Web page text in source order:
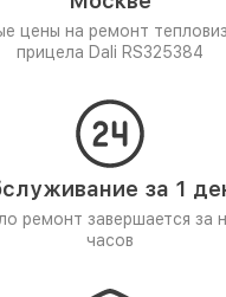
цены на ремонт
прицела Dali RS325384
за 1
ремонт завершается за
часов